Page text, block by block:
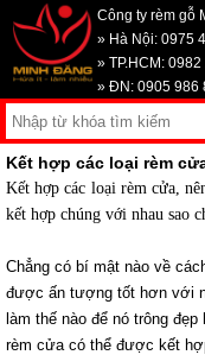
Công ty rèm gỗ
» Hà Nội: 0975
» TP.HCM:
» ĐN: 0905 986
Kết hợp các loại rèm
Kết hợp các loại rèm cửa,
kết hợp chúng với nhau sao
Chẳng có bí mật nào về
được ấn tượng tốt hơn với
làm thế nào để nó trông
rèm cửa có thể được kết